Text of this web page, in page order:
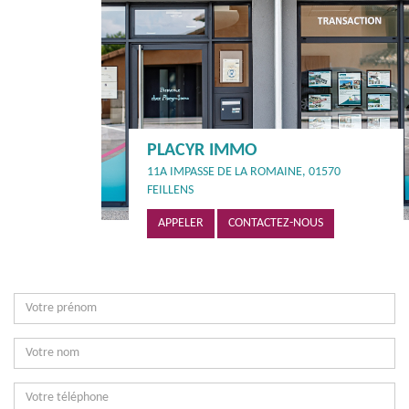
PLACYR IMMO
11A IMPASSE DE LA ROMAINE, 01570
FEILLENS
APPELER CONTACTEZ-NOUS